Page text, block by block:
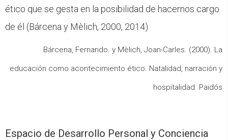
ético que se gesta en la posibilidad de hacernos cargo
de él (Bárcena y Mèlich, 2000, 2014).
Bárcena, Fernando. y Mèlich, Joan-Carles. (2000). La
educación como acontecimiento ético. Natalidad, narración y
hospitalidad. Paidós
Espacio de Desarrollo Personal y Conciencia